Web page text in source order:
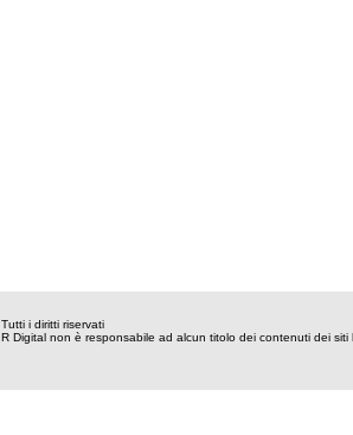
Tutti i diritti riservati
R Digital non è responsabile ad alcun titolo dei contenuti dei siti